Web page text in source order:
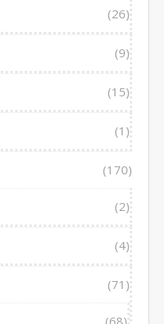
(26)
(9)
(15)
(1)
(170)
(2)
(4)
(71)